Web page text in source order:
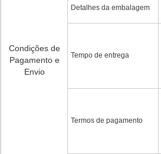
Condições de
Pagamento e
Envio
Detalhes da embalagem
Tempo de entrega
Termos de pagamento